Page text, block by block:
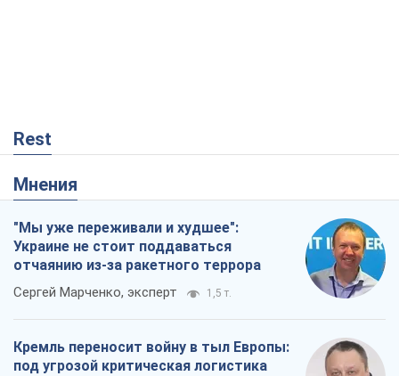
Rest
Мнения
"Мы уже переживали и худшее":
Украине не стоит поддаваться
отчаянию из-за ракетного террора
Сергей Марченко, эксперт 1,5 т.
Кремль переносит войну в тыл Европы:
под угрозой критическая логистика